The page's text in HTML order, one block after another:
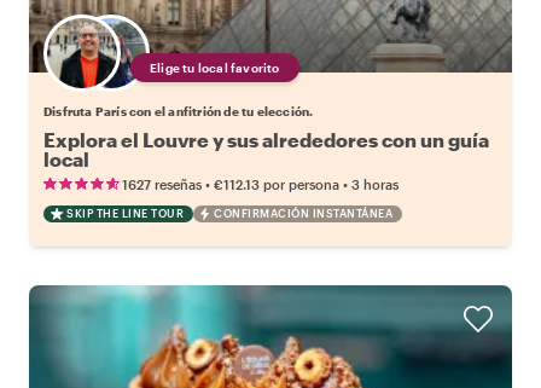
Elige tu local favorito
Disfruta París con el anfitrión de tu elección.
Explora el Louvre y sus alrededores con un guía
local
1627 reseñas • €112.13 por persona • 3 horas
SKIP THE LINE TOUR CONFIRMACIÓN INSTANTÁNEA